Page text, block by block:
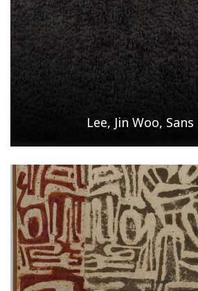
Lee, Jin Woo,